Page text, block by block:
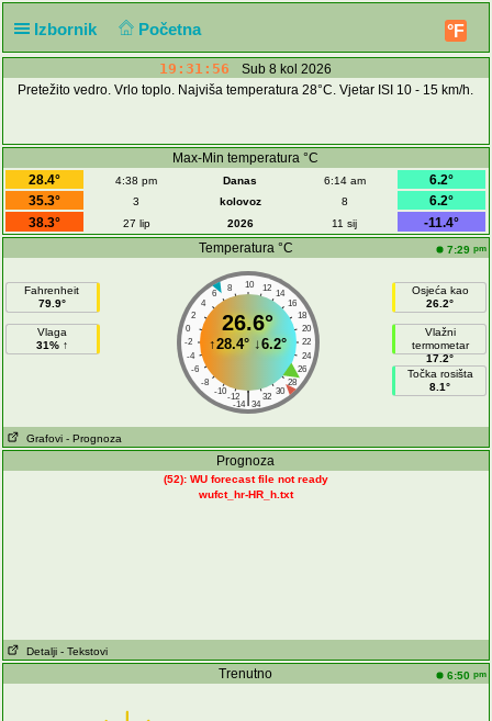
Izbornik Početna °F
19:31:56
Sub 8 kol 2026
Pretežito vedro. Vrlo toplo. Najviša temperatura 28°C. Vjetar ISI 10 - 15 km/h.
Max-Min temperatura °C
28.4°
4:38 pm Danas 6:14 am
6.2°
35.3°
3 kolovoz 8
6.2°
38.3°
27 lip 2026 11 sij
-11.4°
Temperatura °C
7:29 pm
Fahrenheit
79.9°
Vlaga
31% ↑
10
8 12
6
14
4
16
2
18
0
20
-2
22
-4
24
-6
26
-8
28
-10
30
-12 32
|
-14 34
26.6°
↑28.4° ↓6.2°
Osjeća kao
26.2°
Vlažni
termometar
17.2°
Točka rosišta
8.1°
Grafovi - Prognoza
Prognoza
(52): WU forecast file not ready
wufct_hr-HR_h.txt
Detalji - Tekstovi
Trenutno 6:50 pm